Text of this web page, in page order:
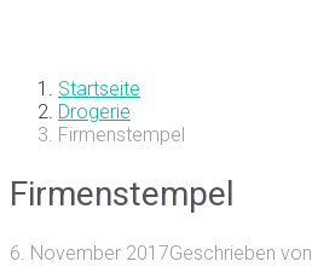
Startseite
Drogerie
Firmenstempel
Firmenstempel
6. November 2017Geschrieben von